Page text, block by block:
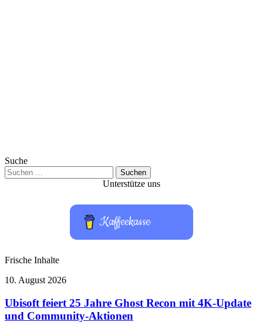
Suche
Suchen
nach:
Unterstütze uns
Kaffeekasse
Frische Inhalte
Ubisoft
25
Jahre
Ghost
10. August 2026
Ubisoft feiert 25 Jahre Ghost Recon mit 4K-Update
und Community-Aktionen